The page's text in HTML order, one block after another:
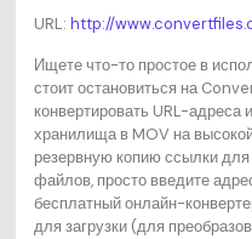
URL: http://
Ищете что-то простое в
стоит остановиться на
конвертировать URL-адреса
хранилища в MOV на
резервную копию ссылки для
файлов, просто введите
бесплатный онлайн-
для загрузки (для